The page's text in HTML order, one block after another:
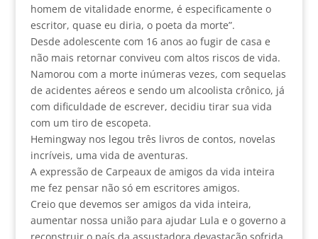
homem de vitalidade enorme, é especificamente o
escritor, quase eu diria, o poeta da morte”.
Desde adolescente com 16 anos ao fugir de casa e
não mais retornar conviveu com altos riscos de vida.
Namorou com a morte inúmeras vezes, com sequelas
de acidentes aéreos e sendo um alcoolista crônico, já
com dificuldade de escrever, decidiu tirar sua vida
com um tiro de escopeta.
Hemingway nos legou três livros de contos, novelas
incríveis, uma vida de aventuras.
A expressão de Carpeaux de amigos da vida inteira
me fez pensar não só em escritores amigos.
Creio que devemos ser amigos da vida inteira,
aumentar nossa união para ajudar Lula e o governo a